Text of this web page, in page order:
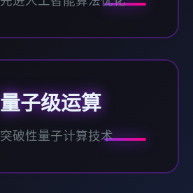
量子级运算
突破性量子计算技术